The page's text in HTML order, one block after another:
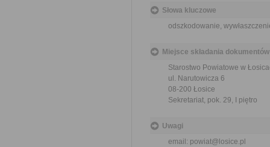
Słowa kluczowe
odszkodowanie,
Miejsce składania dokumentów
Starostwo Powiatowe w
ul. Narutowicza 6
08-200 Łosice
Sekretariat, pok. 29, I piętro
Uwagi
email: powiat@losice.pl